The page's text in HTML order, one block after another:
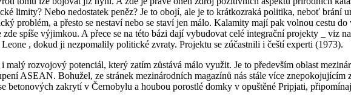
limity? Nebo nedostatek peněz? Je to obojí, ale je to krátkozraká politika, neboť brání
problém, a přesto se nestaví nebo se staví jen málo. Kalamity mají pak volnou cestu
spíše výjimkou. A přece se na této bázi dají vybudovat celé integrační projekty _ viz
, dokud ji nezpomalily politické zvraty. Projektu se zúčastnili i čeští experti (1973).
rozvojový potenciál, který zatím zůstává málo využit. Je to především oblast
ASEAN. Bohužel, ze stránek mezinárodních magazínů nás stále více znepokojujícím
betonových zakrytí v Černobylu a houbou porostlé domky v opuštěné Pripjati,